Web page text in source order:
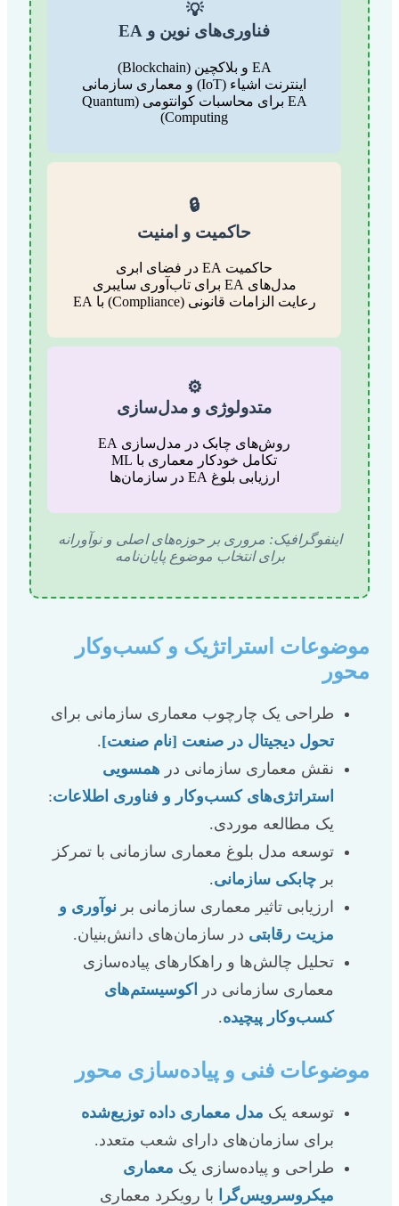
💡
فناوری‌های نوین و EA
EA و بلاکچین (Blockchain)
اینترنت اشیاء (IoT) و معماری سازمانی
EA برای محاسبات کوانتومی (Quantum
Computing)
🔒
حاکمیت و امنیت
حاکمیت EA در فضای ابری
مدل‌های EA برای تاب‌آوری سایبری
رعایت الزامات قانونی (Compliance) با EA
⚙️
متدولوژی و مدل‌سازی
روش‌های چابک در مدل‌سازی EA
تکامل خودکار معماری با ML
ارزیابی بلوغ EA در سازمان‌ها
اینفوگرافیک: مروری بر حوزه‌های اصلی و نوآورانه
برای انتخاب موضوع پایان‌نامه
موضوعات استراتژیک و کسب‌وکار
محور
طراحی یک چارچوب معماری سازمانی برای
تحول دیجیتال در صنعت [نام صنعت].
نقش معماری سازمانی در همسویی
استراتژی‌های کسب‌وکار و فناوری اطلاعات:
یک مطالعه موردی.
توسعه مدل بلوغ معماری سازمانی با تمرکز
بر چابکی سازمانی.
ارزیابی تاثیر معماری سازمانی بر نوآوری و
مزیت رقابتی در سازمان‌های دانش‌بنیان.
تحلیل چالش‌ها و راهکارهای پیاده‌سازی
معماری سازمانی در
اکوسیستم‌های
کسب‌وکار پیچیده.
موضوعات فنی و پیاده‌سازی محور
توسعه یک مدل معماری داده توزیع‌شده
برای سازمان‌های دارای شعب متعدد.
طراحی و پیاده‌سازی یک معماری
میکروسرویس‌گرا
با رویکرد معماری